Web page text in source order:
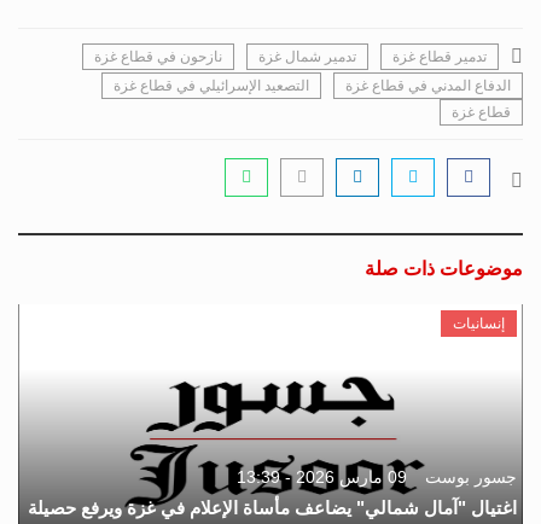
تدمير قطاع غزة تدمير شمال غزة
نازحون في قطاع غزة
الدفاع المدني في قطاع غزة
التصعيد الإسرائيلي في قطاع غزة
قطاع غزة
موضوعات ذات صلة
إنسانيات
جسور بوست 09 مارس 2026 - 13:39
اغتيال "آمال شمالي" يضاعف مأساة الإعلام في غزة ويرفع حصيلة